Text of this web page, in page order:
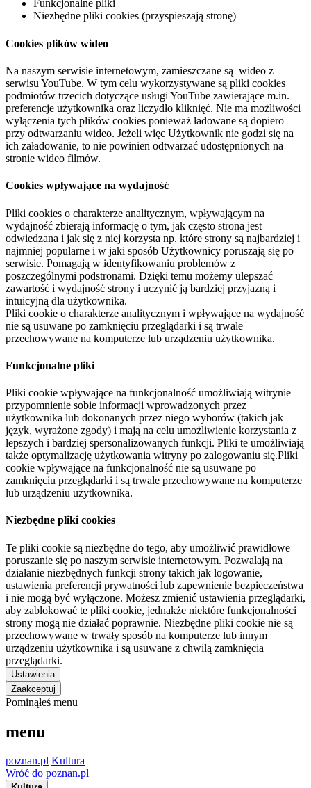
Funkcjonalne pliki
Niezbędne pliki cookies (przyspieszają stronę)
Cookies plików wideo
Na naszym serwisie internetowym, zamieszczane są wideo z
serwisu YouTube. W tym celu wykorzystywane są pliki cookies
podmiotów trzecich dotyczące usługi YouTube zawierające m.in.
preferencje użytkownika oraz liczydło kliknięć. Nie ma możliwości
wyłączenia tych plików cookies ponieważ ładowane są dopiero
przy odtwarzaniu wideo. Jeżeli więc Użytkownik nie godzi się na
ich załadowanie, to nie powinien odtwarzać udostępnionych na
stronie wideo filmów.
Cookies wpływające na wydajność
Pliki cookies o charakterze analitycznym, wpływającym na
wydajność zbierają informację o tym, jak często strona jest
odwiedzana i jak się z niej korzysta np. które strony są najbardziej i
najmniej popularne i w jaki sposób Użytkownicy poruszają się po
serwisie. Pomagają w identyfikowaniu problemów z
poszczególnymi podstronami. Dzięki temu możemy ulepszać
zawartość i wydajność strony i uczynić ją bardziej przyjazną i
intuicyjną dla użytkownika.
Pliki cookie o charakterze analitycznym i wpływające na wydajność
nie są usuwane po zamknięciu przeglądarki i są trwale
przechowywane na komputerze lub urządzeniu użytkownika.
Funkcjonalne pliki
Pliki cookie wpływające na funkcjonalność umożliwiają witrynie
przypomnienie sobie informacji wprowadzonych przez
użytkownika lub dokonanych przez niego wyborów (takich jak
język, wyrażone zgody) i mają na celu umożliwienie korzystania z
lepszych i bardziej spersonalizowanych funkcji. Pliki te umożliwiają
także optymalizację użytkowania witryny po zalogowaniu się.Pliki
cookie wpływające na funkcjonalność nie są usuwane po
zamknięciu przeglądarki i są trwale przechowywane na komputerze
lub urządzeniu użytkownika.
Niezbędne pliki cookies
Te pliki cookie są niezbędne do tego, aby umożliwić prawidłowe
poruszanie się po naszym serwisie internetowym. Pozwalają na
działanie niezbędnych funkcji strony takich jak logowanie,
ustawienia preferencji prywatności lub zapewnienie bezpieczeństwa
i nie mogą być wyłączone. Możesz zmienić ustawienia przeglądarki,
aby zablokować te pliki cookie, jednakże niektóre funkcjonalności
strony mogą nie działać poprawnie. Niezbędne pliki cookie nie są
przechowywane w trwały sposób na komputerze lub innym
urządzeniu użytkownika i są usuwane z chwilą zamknięcia
przeglądarki.
Ustawienia
Zaakceptuj
Pominąłeś menu
menu
poznan.pl Kultura
Wróć do poznan.pl